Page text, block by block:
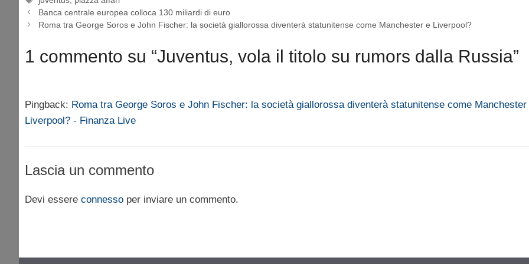
Banca centrale europea colloca 130 miliardi di euro
Roma tra George Soros e John Fischer: la società giallorossa diventerà statunitense come Manchester e Liverpool?
1 commento su “Juventus, vola il titolo su rumors dalla Russia”
Pingback: Roma tra George Soros e John Fischer: la società giallorossa diventerà statunitense come Manchester
Liverpool? - Finanza Live
Lascia un commento
Devi essere connesso per inviare un commento.